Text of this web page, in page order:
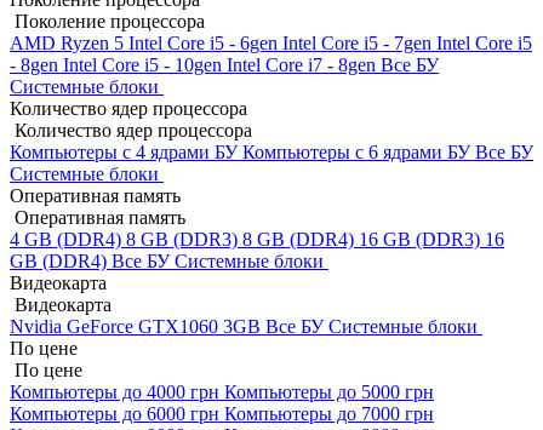
Поколение процессора
AMD Ryzen 5 Intel Core i5 - 6gen Intel Core i5 - 7gen Intel Core i5
- 8gen Intel Core i5 - 10gen Intel Core i7 - 8gen Все БУ
Системные блоки
Количество ядер процессора
Количество ядер процессора
Компьютеры с 4 ядрами БУКомпьютеры с 6 ядрами БУВсе БУ
Системные блоки
Оперативная память
Оперативная память
4 GB (DDR4) 8 GB (DDR3) 8 GB (DDR4) 16 GB (DDR3) 16
GB (DDR4) Все БУ Системные блоки
Видеокарта
Видеокарта
Nvidia GeForce GTX1060 3GB Все БУ Системные блоки
По цене
По цене
Компьютеры до 4000 грн Компьютеры до 5000 грн
Компьютеры до 6000 грн Компьютеры до 7000 грн